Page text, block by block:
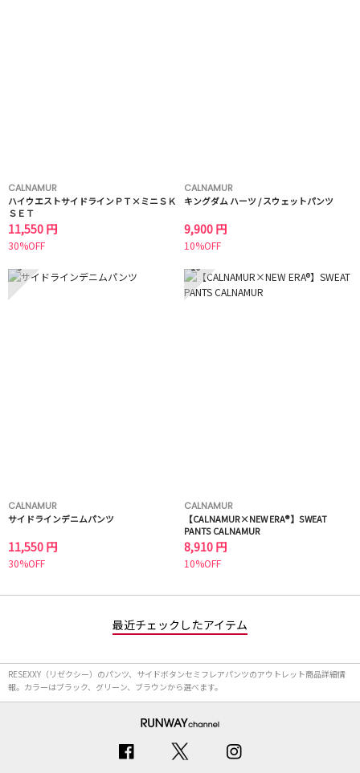
CALNAMUR
ハイウエストサイドラインＰＴ×ミニＳＫ
ＳＥＴ
11,550 円
30%OFF
CALNAMUR
キングダム ハーツ / スウェットパンツ
9,900 円
10%OFF
9
CALNAMUR
サイドラインデニムパンツ
11,550 円
30%OFF
10
CALNAMUR
【CALNAMUR×NEW ERA®】SWEAT
PANTS CALNAMUR
8,910 円
10%OFF
最近チェックしたアイテム
RESEXXY（リゼクシー）のパンツ、サイドボタンセミフレアパンツのアウトレット商品詳細情
報。カラーはブラック、グリーン、ブラウンから選べます。